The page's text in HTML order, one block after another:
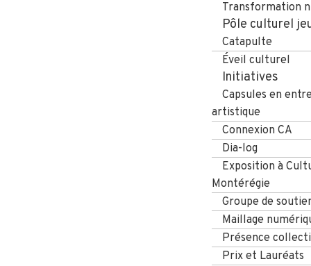
Transformation
Pôle culturel
Catapulte
Éveil culturel
Initiatives
Capsules en
artistique
Connexion CA
Dia-log
Exposition à
Montérégie
Groupe de
Maillage
Présence
Prix et Lauréats